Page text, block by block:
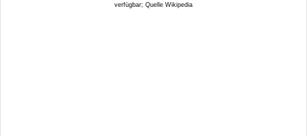
verfügbar; Quelle Wikipedia